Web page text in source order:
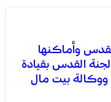
وأماكنها
القدس بقيادة
ووكالة بيت مال